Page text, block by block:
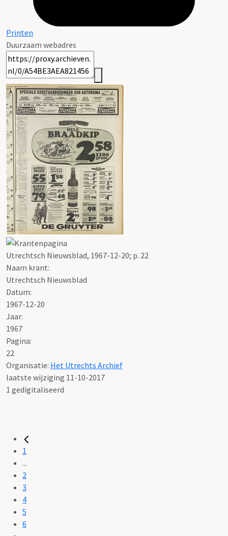
Printen
Duurzaam webadres
Utrechtsch Nieuwsblad, 1967-12-20; p. 22
Naam krant:
Utrechtsch Nieuwsblad
Datum:
1967-12-20
Jaar:
1967
Pagina:
22
Organisatie: Het Utrechts Archief
laatste wijziging 11-10-2017
1 gedigitaliseerd
1
...
2
3
4
5
6